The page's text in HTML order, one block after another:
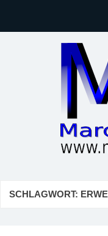
Gesellschaft, Musik,
SCHLAGWORT: